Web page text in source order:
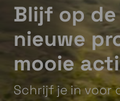
Blijf op
nieuwe
mooie
Schrijf je in voor